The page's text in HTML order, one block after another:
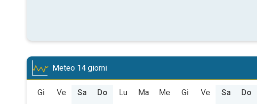
Meteo 14 giorni
Gi Ve Sa Do Lu Ma Me Gi Ve Sa Do